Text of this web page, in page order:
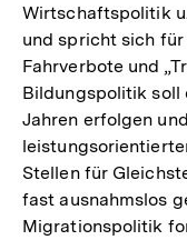
Wirtschaftspolitik
und spricht sich
Fahrverbote und
Bildungspolitik soll
Jahren erfolgen
Stellen für
fast ausnahmslos
Migrationspolitik